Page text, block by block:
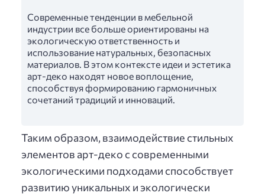
Современные тенденции в мебельной
индустрии все больше ориентированы на
экологическую ответственность и
использование натуральных, безопасных
материалов. В этом контексте идеи и эстетика
арт-деко находят новое воплощение,
способствуя формированию гармоничных
сочетаний традиций и инноваций.
Таким образом, взаимодействие стильных
элементов арт-деко с современными
экологическими подходами способствует
развитию уникальных и экологически